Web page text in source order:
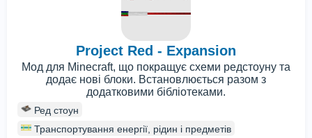
Project Red - Expansion
Мод для Minecraft, що покращує схеми редстоуну та
додає нові блоки. Встановлюється разом з
додатковими бібліотеками.
Ред стоун
Транспортування енергії, рідин і предметів